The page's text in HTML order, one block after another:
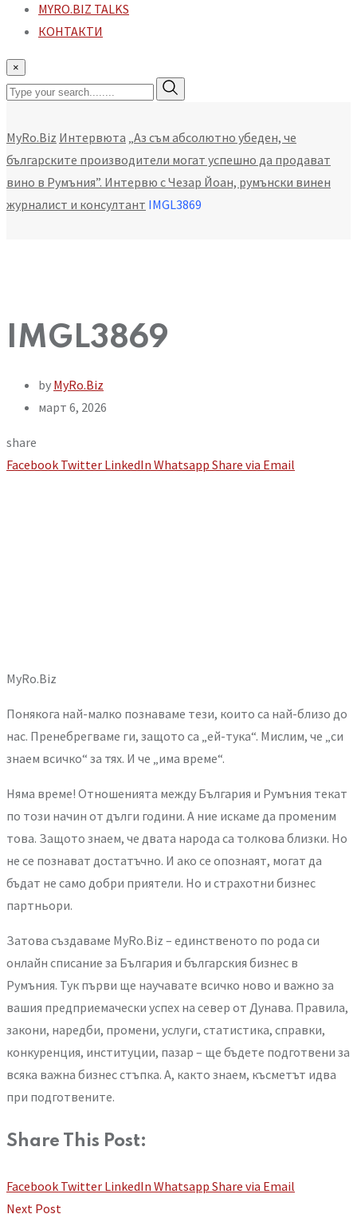
MYRO.BIZ TALKS
КОНТАКТИ
×
MyRo.Biz Интервюта „Aз съм абсолютно убеден, че
българските производители могат успешно да продават
вино в Румъния”. Интервю с Чезар Йоан, румънски винен
журналист и консултант IMGL3869
IMGL3869
by MyRo.Biz
март 6, 2026
share
Facebook Twitter LinkedIn Whatsapp Share via Email
MyRo.Biz
Понякога най-малко познаваме тези, които са най-близо до
нас. Пренебрегваме ги, защото са „ей-тука“. Мислим, че „си
знаем всичко“ за тях. И че „има време“.
Няма време! Отношенията между България и Румъния текат
по този начин от дълги години. А ние искаме да променим
това. Защото знаем, че двата народа са толкова близки. Но
не се познават достатъчно. И ако се опознаят, могат да
бъдат не само добри приятели. Но и страхотни бизнес
партньори.
Затова създаваме MyRo.Biz – единственото по рода си
онлайн списание за България и българския бизнес в
Румъния. Тук първи ще научавате всичко ново и важно за
вашия предприемачески успех на север от Дунава. Правила,
закони, наредби, промени, услуги, статистика, справки,
конкуренция, институции, пазар – ще бъдете подготвени за
всяка важна бизнес стъпка. А, както знаем, късметът идва
при подготвените.
Share This Post:
Facebook Twitter LinkedIn Whatsapp Share via Email
Next Post